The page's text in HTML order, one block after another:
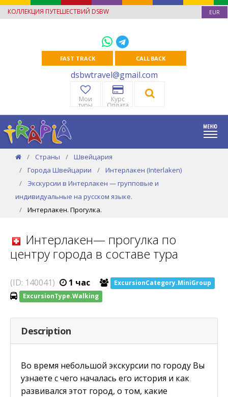
КОЛЛЕКЦИЯ ПУТЕШЕСТВИЙ DSBW EUR
FAST TRACK CALL BACK
dsbwtravel@gmail.com
Мои
туры
Курс
Оплата
Страны
Швейцария
Города Швейцарии
Интерлакен (Interlaken)
Экскурсии в Интерлакен — групповые и
индивидуальные на русском языке.
Интерлакен. Прогулка.
Интерлакен— прогулка по
центру города в составе тура
(ID: 140041) 1 час
ExcursionCategory.MiniGroup
ExcursionType.Walking
Description
Во время небольшой экскурсии по городу Вы
узнаете с чего началась его история и как
развивался этот город, о том, какие